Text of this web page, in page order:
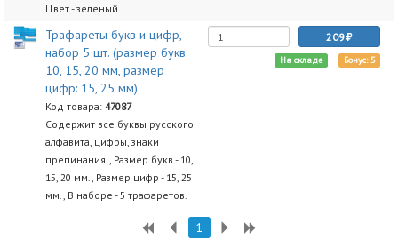
Цвет - зеленый.
Трафареты букв и цифр,
набор 5 шт. (размер букв:
10, 15, 20 мм, размер
цифр: 15, 25 мм)
Код товара: 47087
Содержит все буквы русского
алфавита, цифры, знаки
препинания., Размер букв - 10,
15, 20 мм., Размер цифр - 15, 25
мм., В наборе - 5 трафаретов.
209
На складе Бонус: 5
1